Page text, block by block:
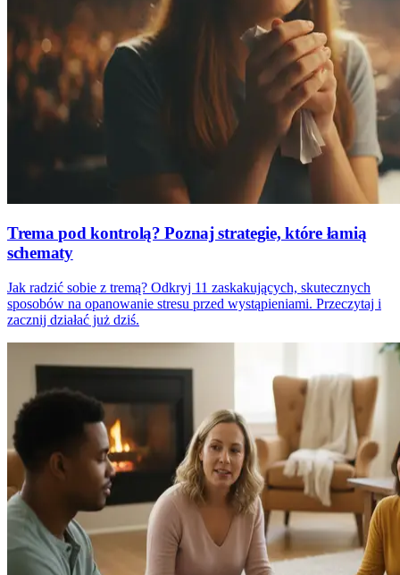
Trema pod kontrolą? Poznaj strategie, które łamią
schematy
Jak radzić sobie z tremą? Odkryj 11 zaskakujących, skutecznych
sposobów na opanowanie stresu przed wystąpieniami. Przeczytaj i
zacznij działać już dziś.